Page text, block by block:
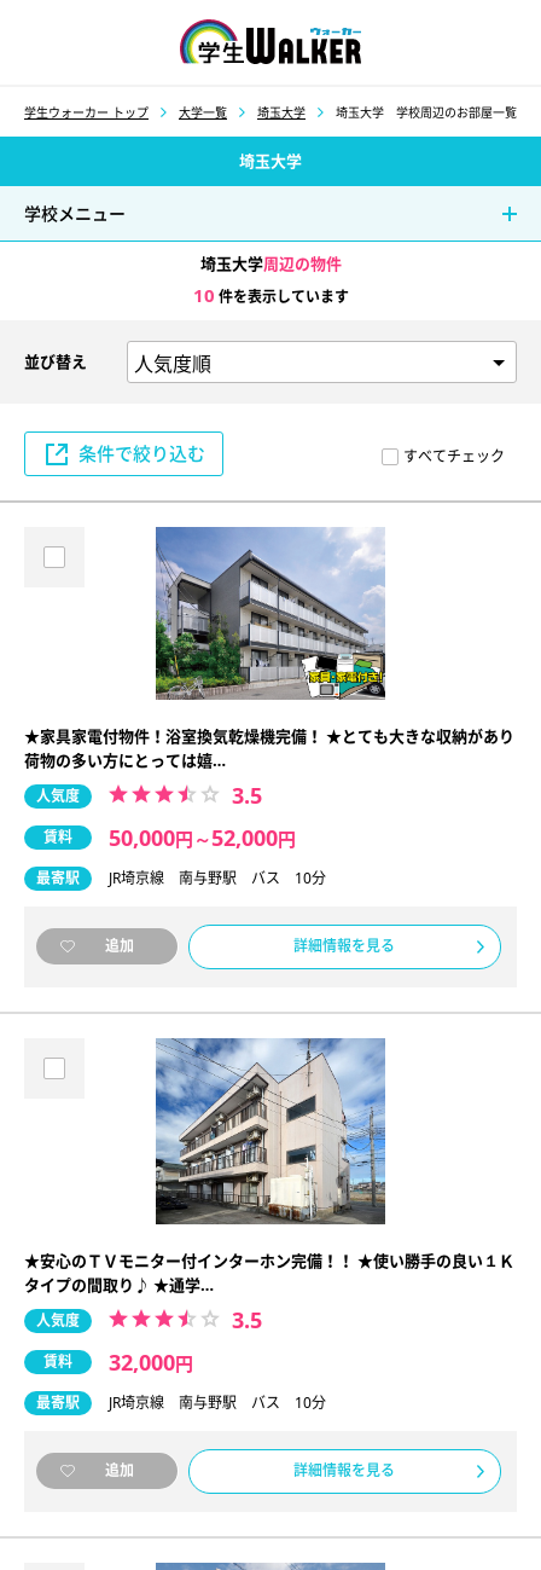
学生ウォーカー トップ 大学一覧 埼玉大学 埼玉大学 学校周辺のお部屋一覧
埼玉大学
学校メニュー
埼玉大学周辺の物件
10 件を表示しています
すべてチェック
並び替え
条件で絞り込む
★家具家電付物件！浴室換気乾燥機完備！ ★とても大きな収納があり
荷物の多い方にとっては嬉…
人気度 3.5
賃料 50,000円 ～52,000円
最寄駅 JR埼京線 南与野駅 バス 10分
追加 詳細情報を見る
★安心のＴＶモニター付インターホン完備！！ ★使い勝手の良い１Ｋ
タイプの間取り♪ ★通学…
人気度 3.5
賃料 32,000円
最寄駅 JR埼京線 南与野駅 バス 10分
追加 詳細情報を見る